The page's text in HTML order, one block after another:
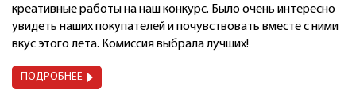
креативные работы на наш конкурс. Было очень интересно
увидеть наших покупателей и почувствовать вместе с ними
вкус этого лета. Комиссия выбрала лучших!
ПОДРОБНЕЕ